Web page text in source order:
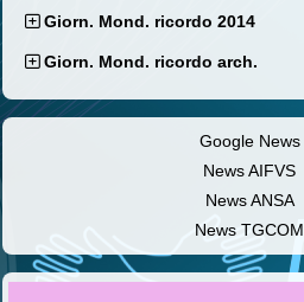
Giorn. Mond. ricordo 2014
Giorn. Mond. ricordo arch.
Google News
News AIFVS
News ANSA
News TGCOM